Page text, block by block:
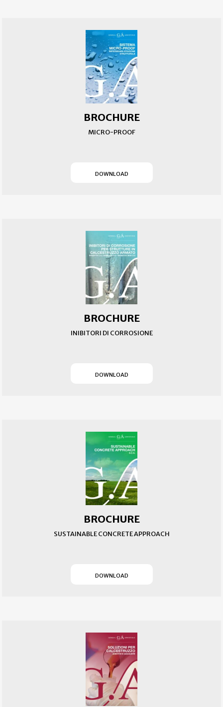
BROCHURE
MICRO-PROOF
DOWNLOAD(SI APRE IN UN NUOVO
BROCHURE
INIBITORI DI CORROSIONE
DOWNLOAD(SI APRE IN UN NUOVO
BROCHURE
SUSTAINABLE CONCRETE APPROACH
DOWNLOAD(SI APRE IN UN NUOVO